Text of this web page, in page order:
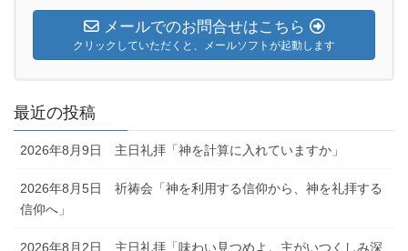
メールでのお問合せはこちら
クリックしていただくと、メールソフトが起動します
最近の投稿
2026年8月9日 主日礼拝「神を計算に入れていますか」
2026年8月5日 祈祷会「神を利用する信仰から、神を礼拝する
信仰へ」
2026年8月2日 主日礼拝「味わい見つめよ。主がいつくしみ深